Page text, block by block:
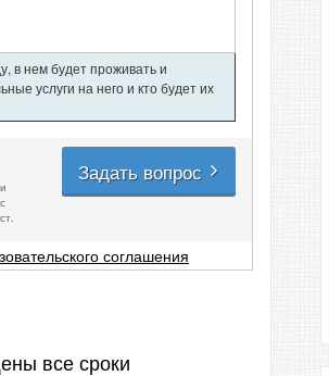
в нем будет проживать и
услуги на него и кто будет их
Задать вопрос
соглашения
все сроки